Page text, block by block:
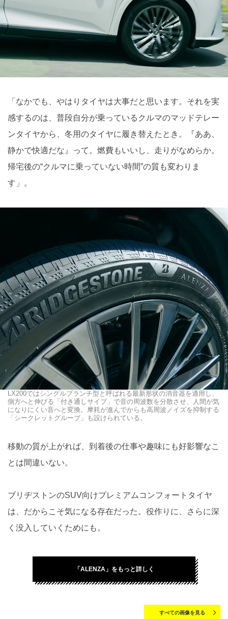
「なかでも、やはりタイヤは大事だと思います。それを実
感するのは、普段自分が乗っているクルマのマッドテレー
ンタイヤから、冬用のタイヤに履き替えたとき。『ああ、
静かで快適だな』って。燃費もいいし、走りがなめらか。
帰宅後の“クルマに乗っていない時間”の質も変わりま
す」。
LX200ではシングルブランチ型と呼ばれる最新形状の消音器を適用し、
側方へと伸びる「付き通しサイプ」で音の周波数を分散させ、人間が気
になりにくい音へと変換。摩耗が進んでからも高周波ノイズを抑制する
「シークレットグルーブ」も設けられている。
移動の質が上がれば、到着後の仕事や趣味にも好影響なこ
とは間違いない。
ブリヂストンのSUV向けプレミアムコンフォートタイヤ
は、だからこそ気になる存在だった。役作りに、さらに深
く没入していくためにも。
「ALENZA」をもっと詳しく
すべての画像を見る